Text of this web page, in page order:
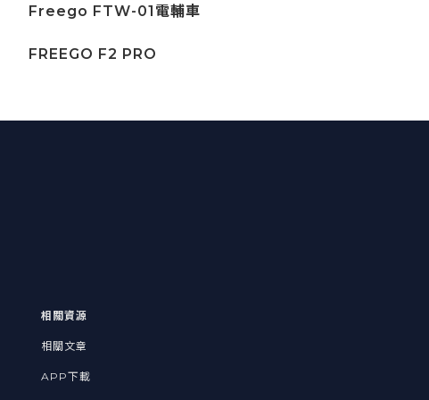
Freego FTW-01電輔車
FREEGO F2 PRO
相關資源
相關文章
APP下載